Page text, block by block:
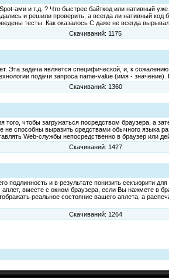
ами и т.д. ? Что быстрее байткод или нативный
и решили проверить, а всегда ли нативный
тесты. Как оказалось C даже не всегда
Скачиваний: 1175
Эта задача является специфической, и, к
подачи запроса name-value (имя -
Скачиваний: 1360
чтобы загружаться посредством браузера, а
не способны выразить средствами обычного
Web-службы непосредственно в браузер или
Скачиваний: 1427
подлинность и в результате понизить секъюрити
вместе с окном браузера, если Вы нажмете в
реальное состояние вашего аплета, а
Скачиваний: 1264